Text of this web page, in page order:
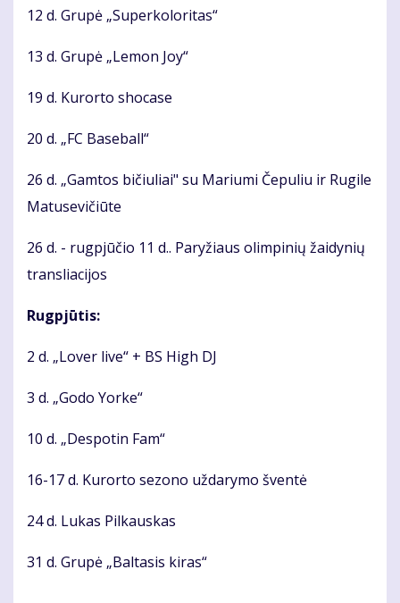
12 d. Grupė „Superkoloritas“
13 d. Grupė „Lemon Joy“
19 d. Kurorto shocase
20 d. „FC Baseball“
26 d. „Gamtos bičiuliai" su Mariumi Čepuliu ir Rugile
Matusevičiūte
26 d. - rugpjūčio 11 d.. Paryžiaus olimpinių žaidynių
transliacijos
Rugpjūtis:
2 d. „Lover live“ + BS High DJ
3 d. „Godo Yorke“
10 d. „Despotin Fam“
16-17 d. Kurorto sezono uždarymo šventė
24 d. Lukas Pilkauskas
31 d. Grupė „Baltasis kiras“